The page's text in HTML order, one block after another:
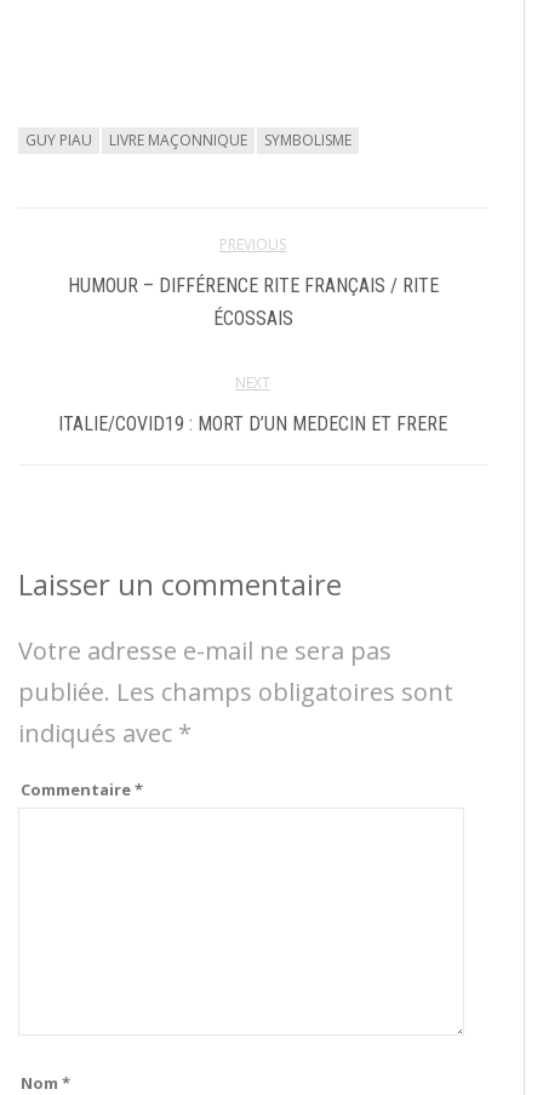
GUY PIAU LIVRE MAÇONNIQUE SYMBOLISME
PREVIOUS
HUMOUR – DIFFÉRENCE RITE FRANÇAIS / RITE
ÉCOSSAIS
NEXT
ITALIE/COVID19 : MORT D’UN MEDECIN ET FRERE
Laisser un commentaire
Votre adresse e-mail ne sera pas
publiée. Les champs obligatoires sont
indiqués avec *
Commentaire*
Nom *